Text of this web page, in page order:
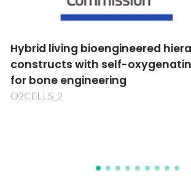
Hybrid living bioengineered
constructs with self-
for bone engineering
O2CELLS_2